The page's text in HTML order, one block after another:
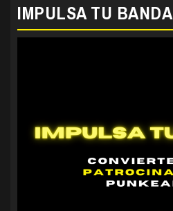
IMPULSA TU BANDA